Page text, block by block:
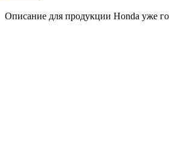
Описание для продукции Honda уже